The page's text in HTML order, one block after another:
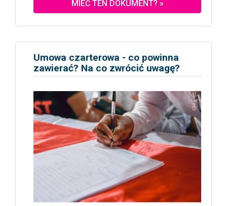
MIEĆ TEN DOKUMENT? »
Umowa czarterowa - co powinna
zawierać? Na co zwrócić uwagę?